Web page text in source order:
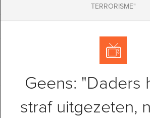
TERRORISME"
Geens: "Daders
straf uitgezeten,